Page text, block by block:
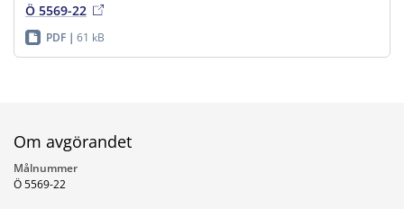
Ö 5569-22
PDF 61 kB
Om avgörandet
Målnummer
Ö 5569-22